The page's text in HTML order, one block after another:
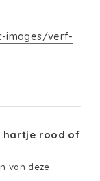
images/verf-
hartje rood of
van deze